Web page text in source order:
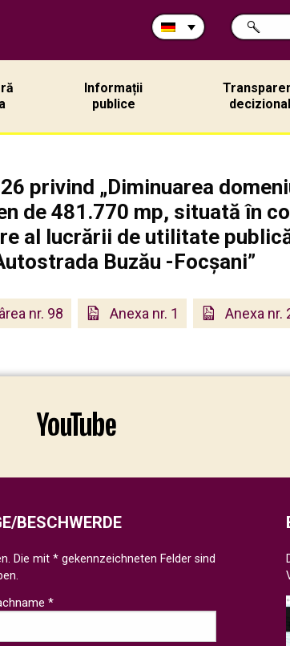
Sie
SUCHE
Informații
publice
privind „Diminuarea
de 481.770 mp, situată în
al lucrării de utilitate
Buzău -Focșani”
nr. 98 Anexa nr. 1 Anexa nr.
BESCHWERDE
Die mit * gekennzeichneten Felder sind
*